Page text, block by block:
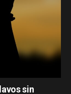
sin